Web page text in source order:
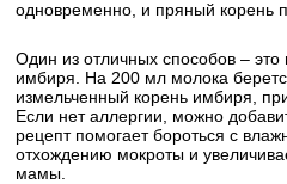
одновременно, и пряный корень
Один из отличных способов –
имбиря. На 200 мл молока
измельченный корень имбиря,
Если нет аллергии, можно
рецепт помогает бороться с
отхождению мокроты и
мамы.